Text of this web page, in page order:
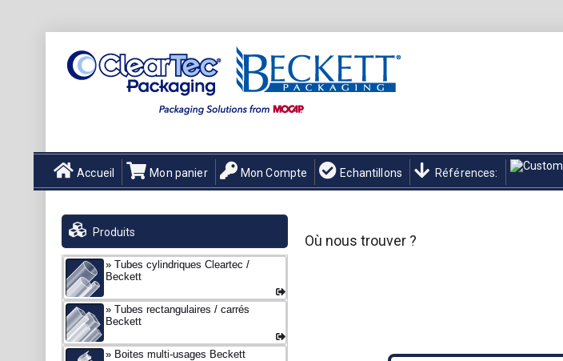
Accueil Mon panier Mon Compte Echantillons Références:
Où nous trouver ?
Produits
Tubes cylindriques Cleartec /
Beckett
Tubes rectangulaires / carrés
Beckett
Boites multi-usages Beckett